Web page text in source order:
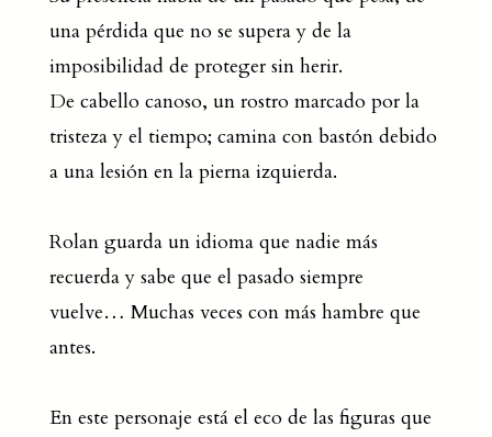
una pérdida que no se supera y de la
imposibilidad de proteger sin herir.
De cabello canoso, un rostro marcado por la
tristeza y el tiempo; camina con bastón debido
a una lesión en la pierna izquierda.
Rolan guarda un idioma que nadie más
recuerda y sabe que el pasado siempre
vuelve… Muchas veces con más hambre que
antes.
En este personaje está el eco de las figuras que